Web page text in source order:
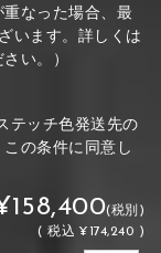
なった場合、最
います。詳しくは
い。）
テッチ色発送先の
の条件に同意し
(税別)
(税込 ¥174,240 )